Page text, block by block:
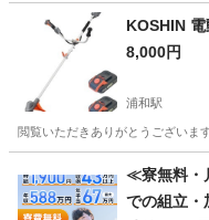
KOSHIN
8,000円
浦和駅
閲覧いただきありがとうございま
浦和駅
≪寮無料・
での組立・